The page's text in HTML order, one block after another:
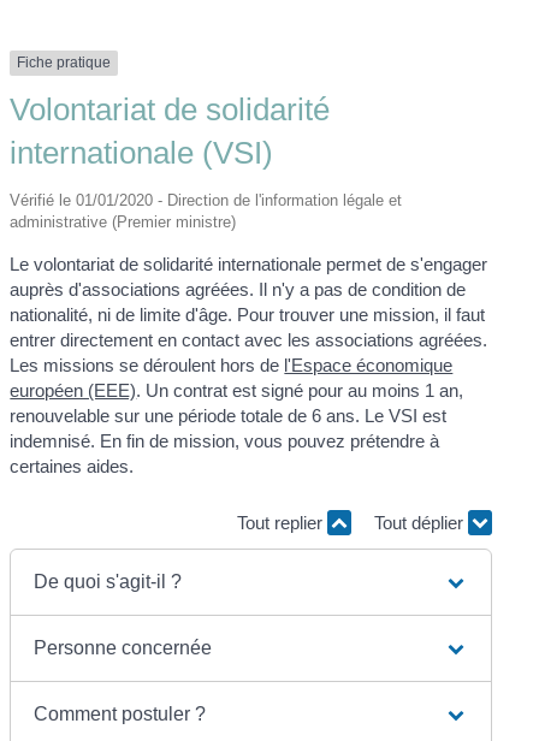
Fiche pratique
Volontariat de solidarité
internationale (VSI)
Vérifié le 01/01/2020 - Direction de l'information légale et
administrative (Premier ministre)
Le volontariat de solidarité internationale permet de s'engager
auprès d'associations agréées. Il n'y a pas de condition de
nationalité, ni de limite d'âge. Pour trouver une mission, il faut
entrer directement en contact avec les associations agréées.
Les missions se déroulent hors de l'Espace économique
européen (EEE). Un contrat est signé pour au moins 1 an,
renouvelable sur une période totale de 6 ans. Le VSI est
indemnisé. En fin de mission, vous pouvez prétendre à
certaines aides.
Tout replier Tout déplier
De quoi s'agit-il ?
Personne concernée
Comment postuler ?